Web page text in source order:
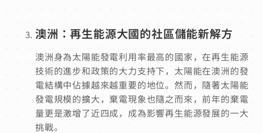
澳洲：再生能源大國的社區儲能新解方
澳洲身為太陽能發電利用率最高的國家，在再生能源
技術的進步和政策的大力支持下，太陽能在澳洲的發
電結構中佔據越來越重要的地位。然而，隨著太陽能
發電規模的擴大，棄電現象也隨之而來，前年的棄電
量更是激增了近四成，成為影響再生能源發展的一大
挑戰。